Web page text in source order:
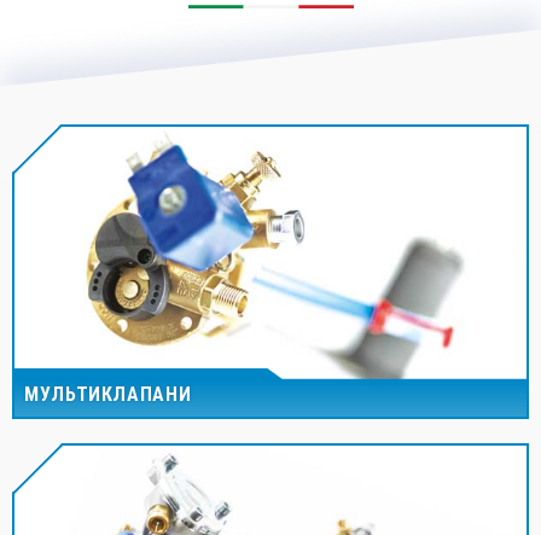
МУЛЬТИКЛАПАНИ